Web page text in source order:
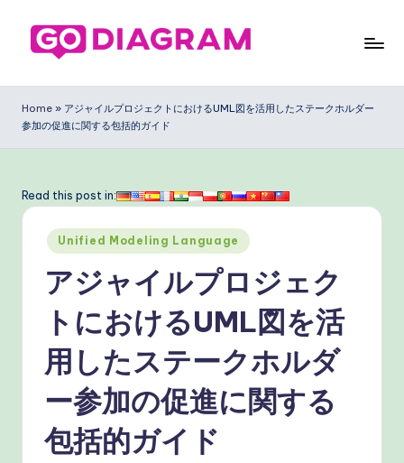
o
D
g
ra
m
Home » アジャイルプロジェクトにおけるUML図を活用したステークホルダー
参加の促進に関する包括的ガイド
Read this post in:
Posted
in
Unified Modeling Language
アジャイルプロジェク
トにおけるUML図を活
用したステークホルダ
ー参加の促進に関する
包括的ガイド